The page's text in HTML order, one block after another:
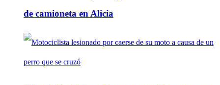
de camioneta en Alicia